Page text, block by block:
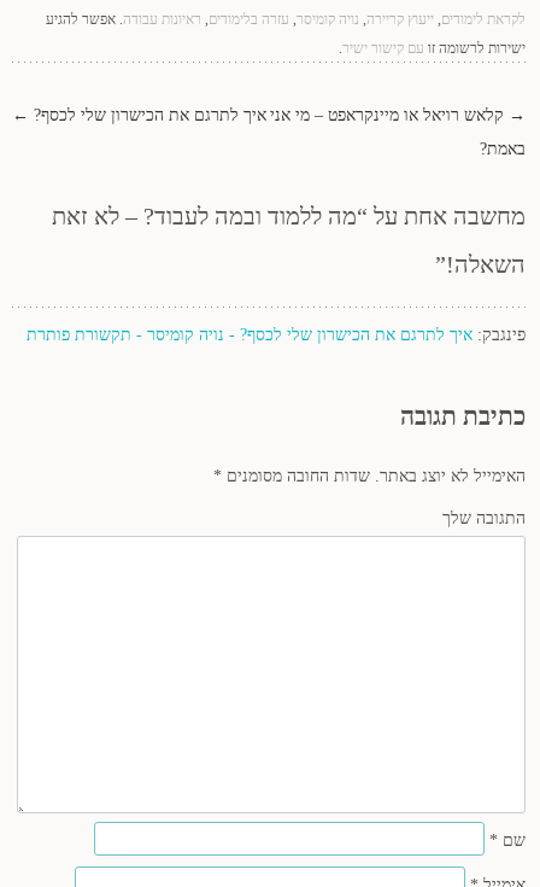
לקראת לימודים ייעוץ קריירה נויה קומיסר עזרה בלימודים ראיונות עבודה . אפשר להגיע
ישירות לרשומה זו עם קישור ישיר
ניווט ברשומות
→ קלאש רויאל או מיינקראפט – מי אני
באמת?
איך לתרגם את הכישרון שלי לכסף? ←
מחשבה אחת על “מה ללמוד ובמה לעבוד? – לא זאת
השאלה!”
פינגבק: איך לתרגם את הכישרון שלי לכסף? - נויה קומיסר - תקשורת פותרת
כתיבת תגובה
האימייל לא יוצג באתר. שדות החובה מסומנים *
התגובה שלך
שם *